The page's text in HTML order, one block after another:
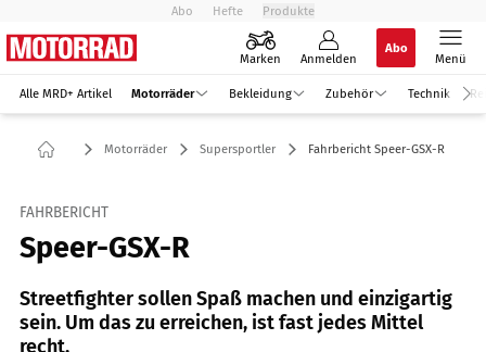
Abo Hefte Produkte
Marken Anmelden
Abo
Menü
Alle MRD+ Artikel Motorräder Bekleidung Zubehör Technik
Motorräder Supersportler Fahrbericht Speer-GSX-R
FAHRBERICHT
Speer-GSX-R
Streetfighter sollen Spaß machen und einzigartig
sein. Um das zu erreichen, ist fast jedes Mittel
recht.